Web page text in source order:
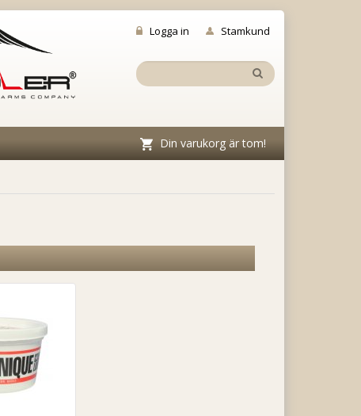
Logga in Stamkund
Din varukorg är tom!